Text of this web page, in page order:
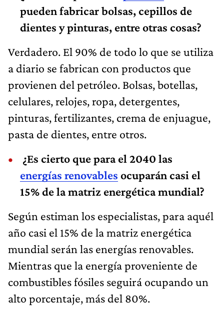
pueden fabricar bolsas, cepillos de
dientes y pinturas, entre otras cosas?
Verdadero. El 90% de todo lo que se utiliza
a diario se fabrican con productos que
provienen del petróleo. Bolsas, botellas,
celulares, relojes, ropa, detergentes,
pinturas, fertilizantes, crema de enjuague,
pasta de dientes, entre otros.
¿Es cierto que para el 2040 las
energías renovables ocuparán casi el
15% de la matriz energética mundial?
Según estiman los especialistas, para aquél
año casi el 15% de la matriz energética
mundial serán las energías renovables.
Mientras que la energía proveniente de
combustibles fósiles seguirá ocupando un
alto porcentaje, más del 80%.